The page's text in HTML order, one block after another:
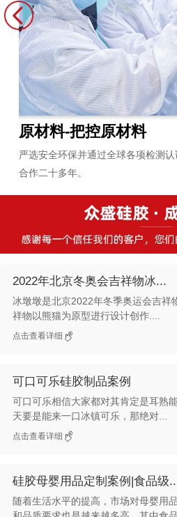
原材料-把控原材料
严选安全环保并通过全球各项检测
合作二十多年。
2022年北京冬奥会吉祥物冰...
冰墩墩是北京2022年冬季奥运会吉祥
祥物以熊猫为原型进行设计创作....
点击查看详细
可口可乐硅胶制品案例
可口可乐相信大家都对其肯定是耳熟
天要是能来一口冰镇可乐，那绝对...
点击查看详细
硅胶母婴用品定制案例|食品级
随着生活水平的提高，市场对母婴用